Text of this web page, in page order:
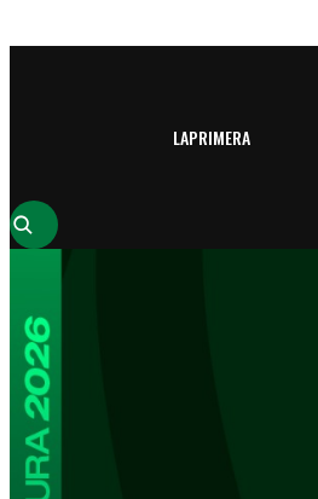
LAPRIMERA